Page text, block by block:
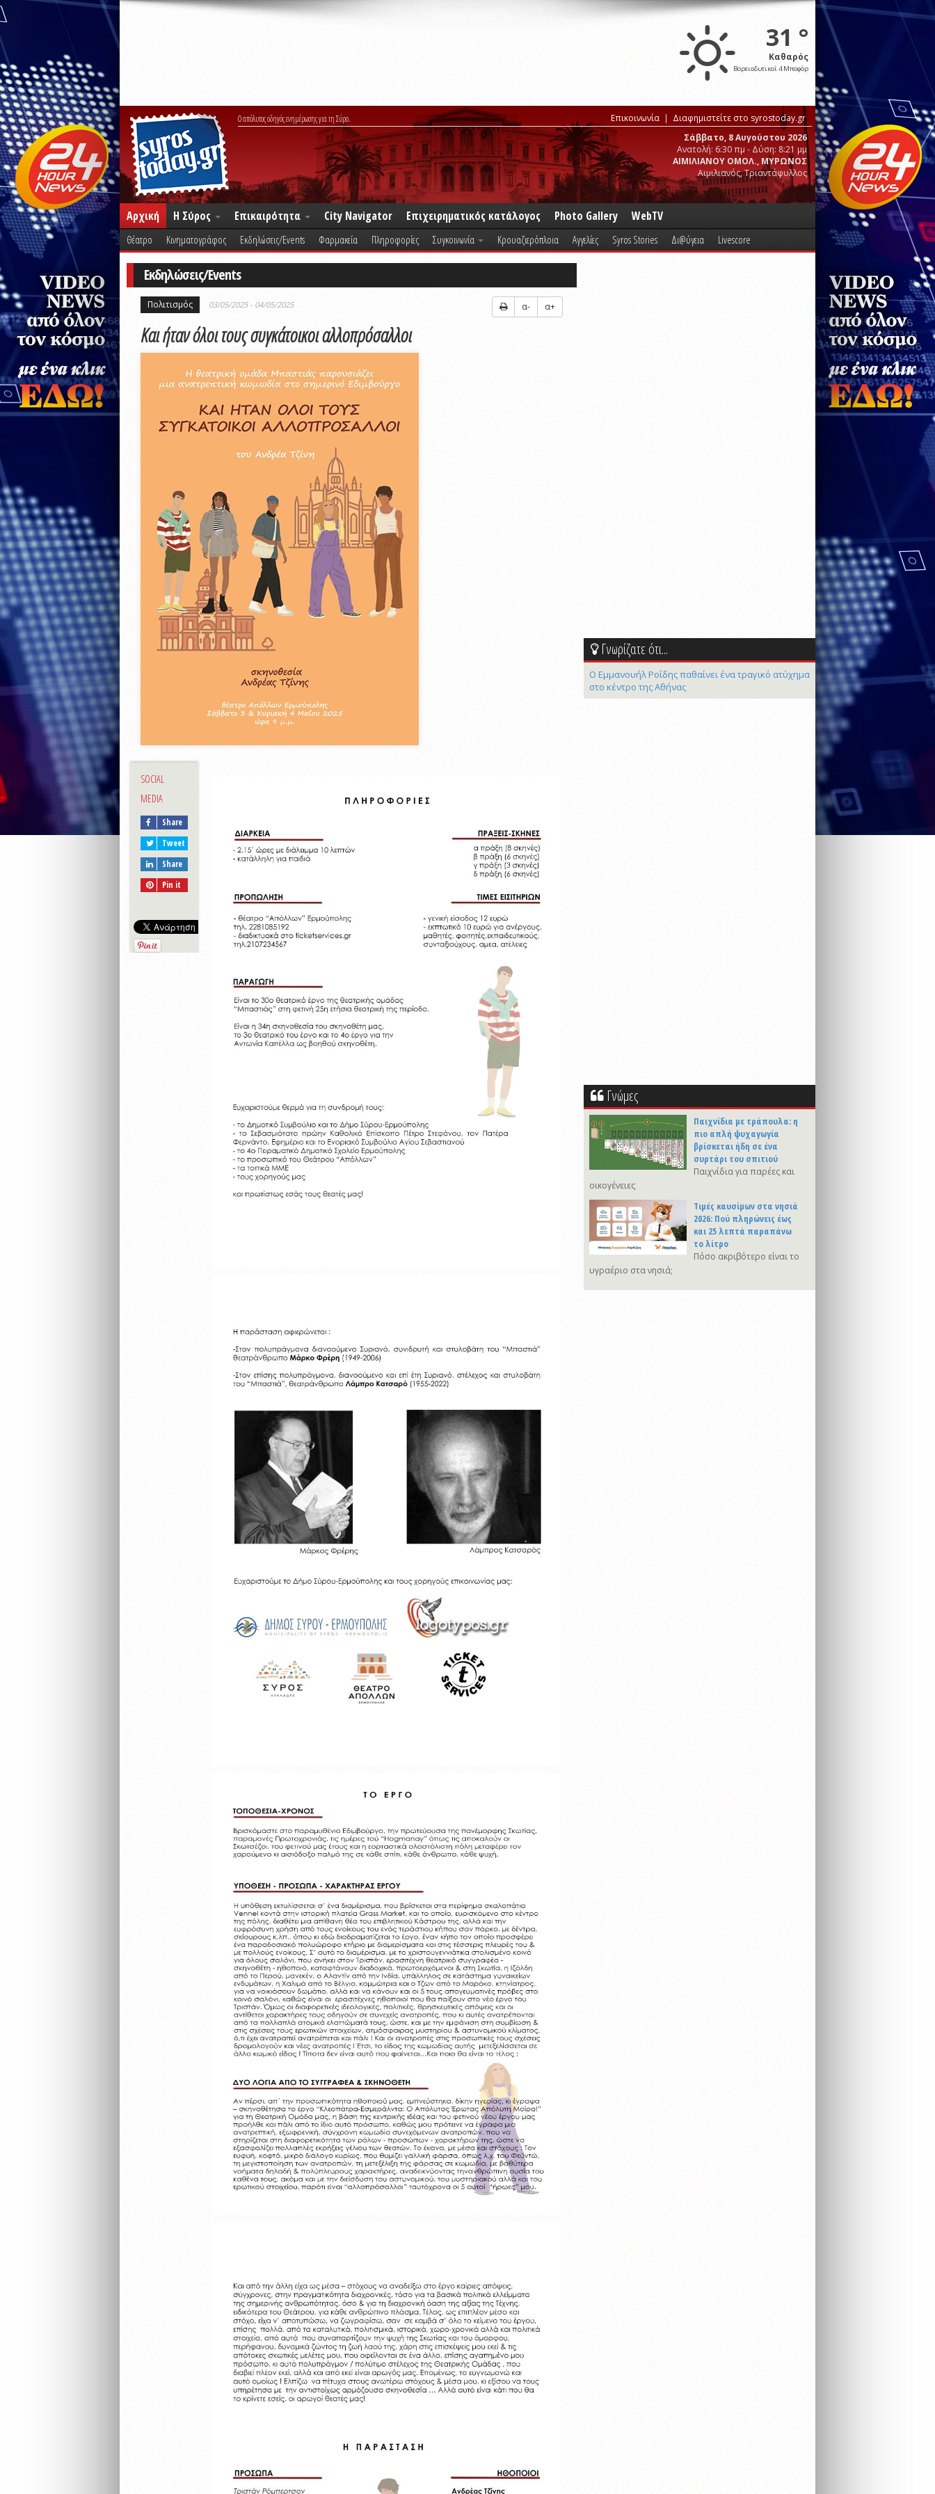
31 °
Καθαρός
Βορειοδυτικοί 4 Μποφόρ
Ο απόλυτος οδηγός ενημέρωσης για τη Σύρο. Επικοινωνία
Διαφημιστείτε στο syrostoday.gr
Σάββατο, 8 Αυγούστου 2026
Ανατολή: 6:30 πμ - Δύση: 8:21 μμ
ΑΙΜΙΛΙΑΝΟΥ ΟΜΟΛ., ΜΥΡΩΝΟΣ
Αιμιλιανός, Τριαντάφυλλος
Αρχική Η Σύρος Επικαιρότητα City Navigator Επιχειρηματικός κατάλογος Photo Gallery WebTV
Θέατρο Κινηματογράφος Εκδηλώσεις/Events Φαρμακεία Πληροφορίες Συγκοινωνία Κρουαζιερόπλοια Αγγελίες Syros Stories Δι@ύγεια Livescore
Εκδηλώσεις/Events
Πολιτισμός 03/05/2025 - 04/05/2025 α- α+
Και ήταν όλοι τους συγκάτοικοι αλλοπρόσαλλοι
SOCIAL
MEDIA
Share
Tweet
Share
Pin it
Γνωρίζατε ότι...
Ο Εμμανουήλ Ροΐδης παθαίνει ένα τραγικό ατύχημα
στο κέντρο της Αθήνας
Γνώμες
Παιχνίδια με τράπουλα: η
πιο απλή ψυχαγωγία
βρίσκεται ήδη σε ένα
συρτάρι του σπιτιού
Παιχνίδια για παρέες και
οικογένειες
Τιμές καυσίμων στα νησιά
2026: Πού πληρώνεις έως
και 25 λεπτά παραπάνω
το λίτρο
Πόσο ακριβότερο είναι το
υγραέριο στα νησιά;